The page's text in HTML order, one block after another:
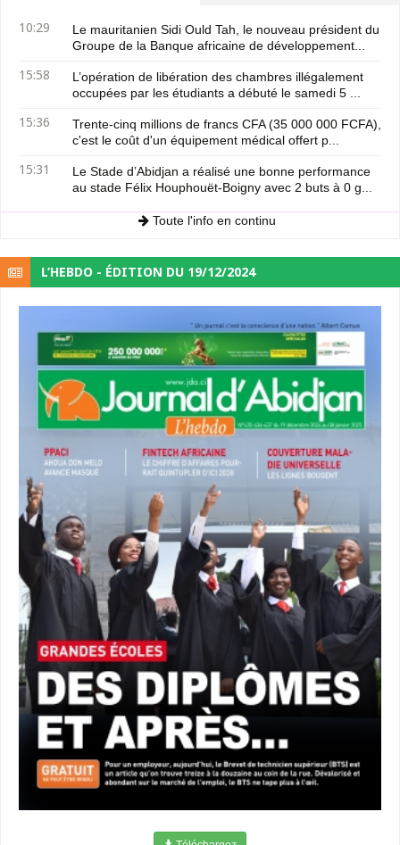
10:29
Le mauritanien Sidi Ould Tah, le nouveau président du
Groupe de la Banque africaine de développement...
15:58
L’opération de libération des chambres illégalement
occupées par les étudiants a débuté le samedi 5 ...
15:36
Trente-cinq millions de francs CFA (35 000 000 FCFA),
c'est le coût d'un équipement médical offert p...
15:31
Le Stade d’Abidjan a réalisé une bonne performance
au stade Félix Houphouët-Boigny avec 2 buts à 0 g...
Toute l'info en continu
L’HEBDO - ÉDITION DU 19/12/2024